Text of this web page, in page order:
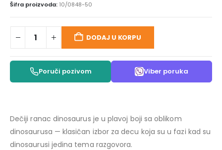
Šifra proizvoda: 10/0848-50
DODAJ U KORPU
Poruči pozivom Viber poruka
Dečiji ranac dinosaurus je u plavoj boji sa oblikom
dinosaurusa — klasičan izbor za decu koja su u fazi kad su
dinosaurusi jedina tema razgovora.